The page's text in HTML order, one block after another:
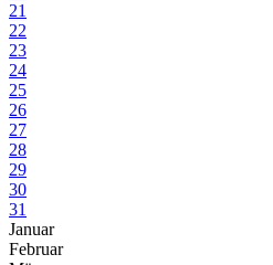
21
22
23
24
25
26
27
28
29
30
31
Januar
Februar